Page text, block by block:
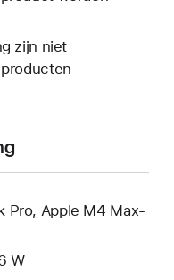
zijn niet
Pro, Apple M4 Max-
W